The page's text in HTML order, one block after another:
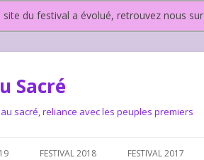
site du festival a évolué, retrouvez nous sur
Sacré
sacré, reliance avec les peuples premiers
FESTIVAL 2018 FESTIVAL 2017